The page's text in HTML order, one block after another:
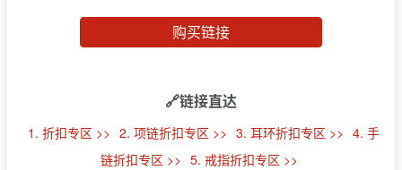
购买链接
🔗链接直达
1. 折扣专区 >> 2. 项链折扣专区 >> 3. 耳环折扣专区 >> 4. 手
链折扣专区 >> 5. 戒指折扣专区 >>